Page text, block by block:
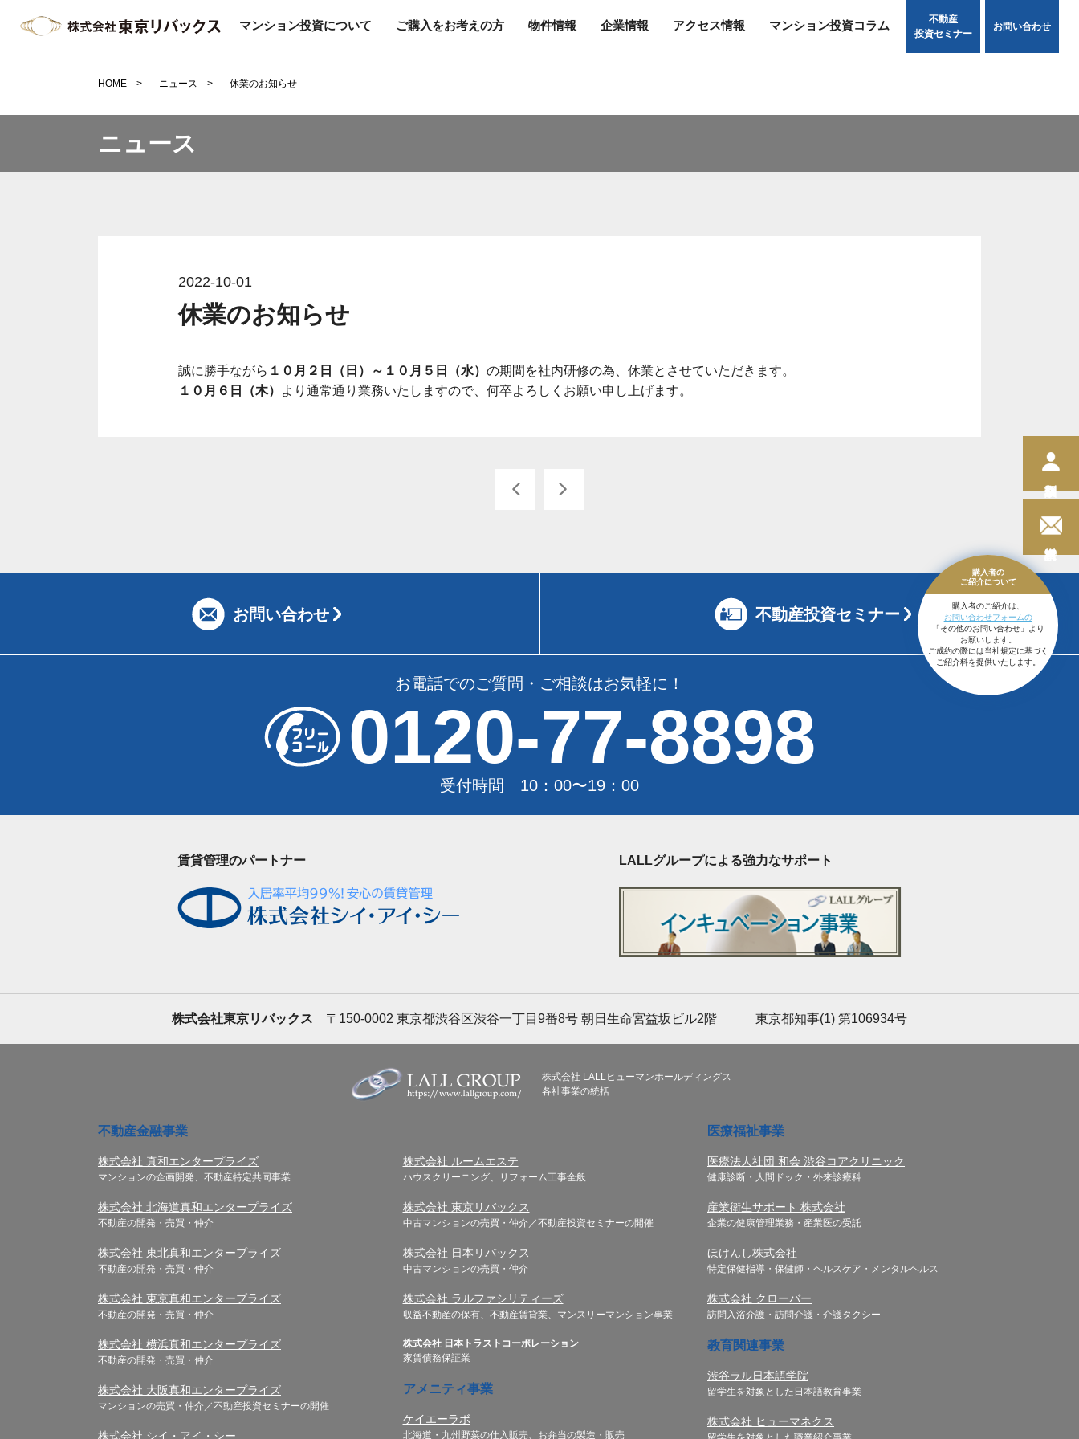
マンション投資について ご購入をお考えの方 物件情報 企業情報 アクセス情報 マンション投資コラム
不動産
投資セミナー
お問い合わせ
HOME ニュース 休業のお知らせ
ニュース
2022-10-01
休業のお知らせ
誠に勝手ながら １０月２日（日）～１０月５日（水） の期間を社内研修の為、休業とさせていただきます。
１０月６日（木）
より通常通り業務いたしますので、何卒よろしくお願い申し上げます。
購入者の
ご紹介について
購入者のご紹介は、
お問い合わせフォームの
「その他のお問い合わせ」より
お願いします。
ご成約の際には当社規定に基づく
ご紹介料を提供いたします。
お問い合わせ 不動産投資セミナー
お電話でのご質問・ご相談はお気軽に！
0120-77-8898
受付時間 10：00〜19：00
賃貸管理のパートナー LALLグループによる強力なサポート
株式会社東京リバックス 〒150-0002 東京都渋谷区渋谷一丁目9番8号 朝日生命宮益坂ビル2階 東京都知事(1) 第106934号
株式会社 LALLヒューマンホールディングス
各社事業の統括
不動産金融事業
株式会社 真和エンタープライズ
マンションの企画開発、不動産特定共同事業
株式会社 北海道真和エンタープライズ
不動産の開発・売買・仲介
株式会社 東北真和エンタープライズ
不動産の開発・売買・仲介
株式会社 東京真和エンタープライズ
不動産の開発・売買・仲介
株式会社 横浜真和エンタープライズ
不動産の開発・売買・仲介
株式会社 大阪真和エンタープライズ
マンションの売買・仲介／不動産投資セミナーの開催
株式会社 シイ・アイ・シー
株式会社 ルームエステ
ハウスクリーニング、リフォーム工事全般
株式会社 東京リバックス
中古マンションの売買・仲介／不動産投資セミナーの開催
株式会社 日本リバックス
中古マンションの売買・仲介
株式会社 ラルファシリティーズ
収益不動産の保有、不動産賃貸業、マンスリーマンション事業
株式会社 日本トラストコーポレーション
家賃債務保証業
アメニティ事業
ケイエーラボ
北海道・九州野菜の仕入販売、お弁当の製造・販売
医療福祉事業
医療法人社団 和会 渋谷コアクリニック
健康診断・人間ドック・外来診療科
産業衛生サポート 株式会社
企業の健康管理業務・産業医の受託
ほけんし株式会社
特定保健指導・保健師・ヘルスケア・メンタルヘルス
株式会社 クローバー
訪問入浴介護・訪問介護・介護タクシー
教育関連事業
渋谷ラル日本語学院
留学生を対象とした日本語教育事業
株式会社 ヒューマネクス